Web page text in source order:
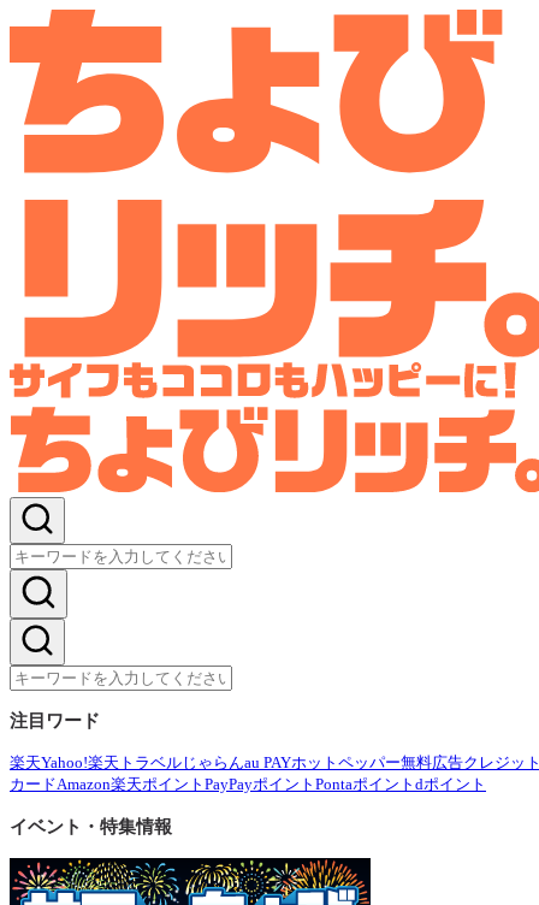
注目ワード
楽天Yahoo!楽天トラベル じゃらんau PAYホットペッパー無料広告クレジッ
カードAmazon楽天ポイント PayPayポイント Pontaポイント dポイント
イベント・特集情報